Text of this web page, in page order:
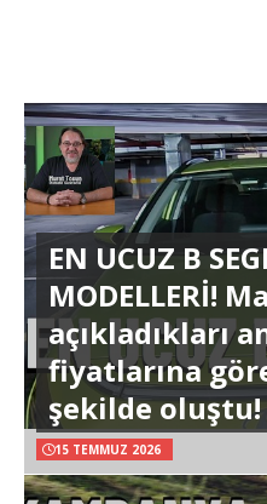
EN UCUZ B
MODELLERİ!
açıkladıkları
fiyatlarına
şekilde oluştu!
15 TEMMUZ 2026